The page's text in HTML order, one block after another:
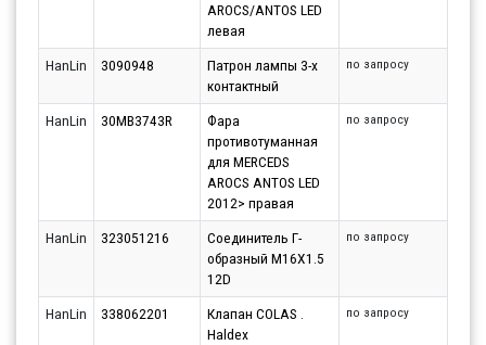
AROCS/ANTOS LED
левая
HanLin 3090948
Патрон лампы 3-х
контактный
по запросу
HanLin 30MB3743R
Фара
противотуманная
для MERCEDS
AROCS ANTOS LED
2012> правая
по запросу
HanLin 323051216
Соединитель Г-
образный M16X1.5
12D
по запросу
HanLin 338062201
Клапан COLAS .
Haldex
по запросу